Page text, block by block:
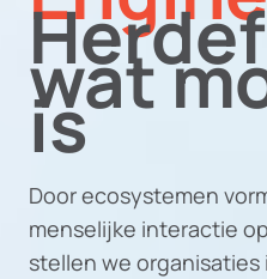
wat
is
Door ecosystemen
menselijke interactie
stellen we